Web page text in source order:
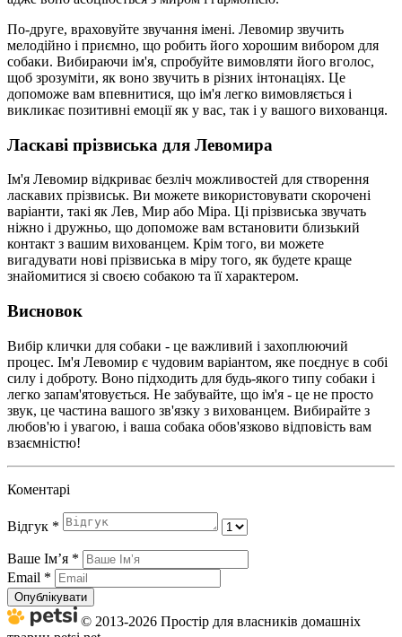
По-друге, враховуйте звучання імені. Левомир звучить
мелодійно і приємно, що робить його хорошим вибором для
собаки. Вибираючи ім'я, спробуйте вимовляти його вголос,
щоб зрозуміти, як воно звучить в різних інтонаціях. Це
допоможе вам впевнитися, що ім'я легко вимовляється і
викликає позитивні емоції як у вас, так і у вашого вихованця.
Ласкаві прізвиська для Левомира
Ім'я Левомир відкриває безліч можливостей для створення
ласкавих прізвиськ. Ви можете використовувати скорочені
варіанти, такі як Лев, Мир або Міра. Ці прізвиська звучать
ніжно і дружньо, що допоможе вам встановити близький
контакт з вашим вихованцем. Крім того, ви можете
вигадувати нові прізвиська в міру того, як будете краще
знайомитися зі своєю собакою та її характером.
Висновок
Вибір клички для собаки - це важливий і захоплюючий
процес. Ім'я Левомир є чудовим варіантом, яке поєднує в собі
силу і доброту. Воно підходить для будь-якого типу собаки і
легко запам'ятовується. Не забувайте, що ім'я - це не просто
звук, це частина вашого зв'язку з вихованцем. Вибирайте з
любов'ю і увагою, і ваша собака обов'язково відповість вам
взаємністю!
Коментарі
Відгук *
Ваше Імʼя *
Email *
Опублікувати
© 2013-2026 Простір для власників домашніх